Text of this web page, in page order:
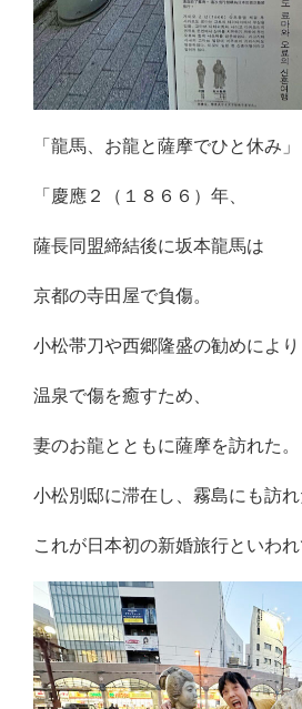
「龍馬、お龍と薩摩でひと休み」
「慶應２（１８６６）年、
薩長同盟締結後に坂本龍馬は
京都の寺田屋で負傷。
小松帯刀や西郷隆盛の勧めにより
温泉で傷を癒すため、
妻のお龍とともに薩摩を訪れた。
小松別邸に滞在し、霧島にも訪れ
これが日本初の新婚旅行といわれ